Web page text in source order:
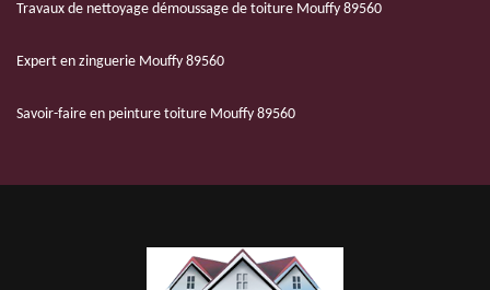
Travaux de nettoyage démoussage de toiture Mouffy 89560
Expert en zinguerie Mouffy 89560
Savoir-faire en peinture toiture Mouffy 89560